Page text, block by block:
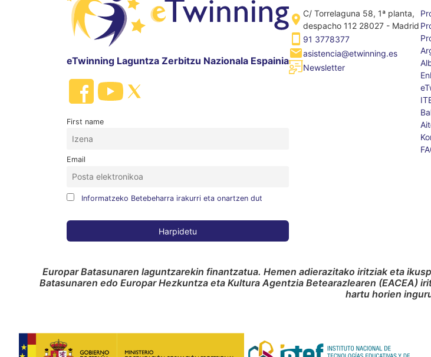
eTwinning Laguntza Zerbitzu Nazionala Espainia
First name
Email
Informatzeko Betebeharra irakurri eta onartzen dut
C/ Torrelaguna 58, 1ª planta,
despacho 112 28027 - Madrid
91 3778377
asistencia@etwinning.es
Newsletter
Europar Batasunaren laguntzarekin finantzatua. Hemen adierazitako iritziak eta
Batasunaren edo Europar Hezkuntza eta Kultura Agentzia Betearazlearen (EACEA)
hartu horien